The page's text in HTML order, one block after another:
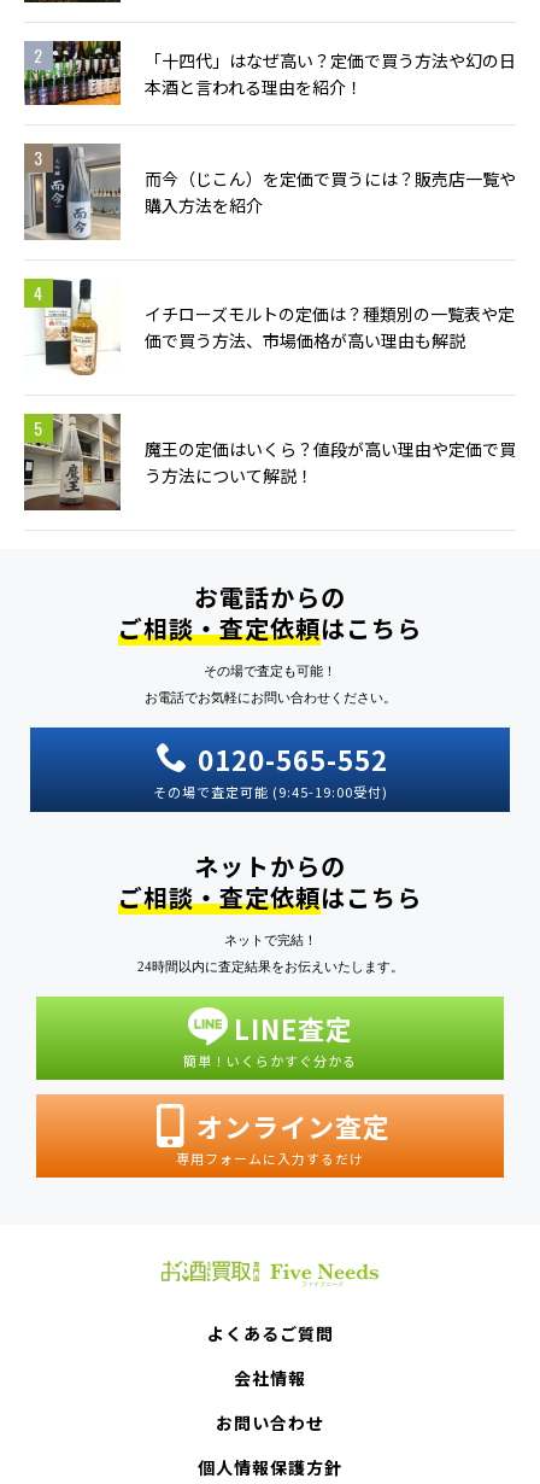
「十四代」はなぜ高い？定価で買う方法や幻の日
本酒と言われる理由を紹介！
而今（じこん）を定価で買うには？販売店一覧や
購入方法を紹介
イチローズモルトの定価は？種類別の一覧表や定
価で買う方法、市場価格が高い理由も解説
魔王の定価はいくら？値段が高い理由や定価で買
う方法について解説！
お電話からの
ご相談・査定依頼はこちら
その場で査定も可能！
お電話でお気軽にお問い合わせください。
0120-565-552
その場で査定可能 (9:45-19:00受付)
ネットからの
ご相談・査定依頼はこちら
ネットで完結！
24時間以内に査定結果をお伝えいたします。
LINE査定
簡単！いくらかすぐ分かる
オンライン査定
専用フォームに入力するだけ
よくあるご質問
会社情報
お問い合わせ
個人情報保護方針